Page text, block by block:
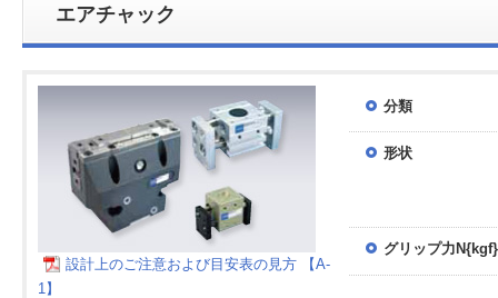
エアチャック
設計上のご注意および目安表の見方 【A-
1】
分類
形状
グリップ力N{kgf}